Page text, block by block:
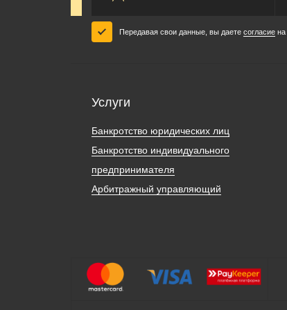
Передавая свои данные, вы даете согласие на
Услуги
Банкротство юридических лиц
Банкротство индивидуального
предпринимателя
Арбитражный управляющий